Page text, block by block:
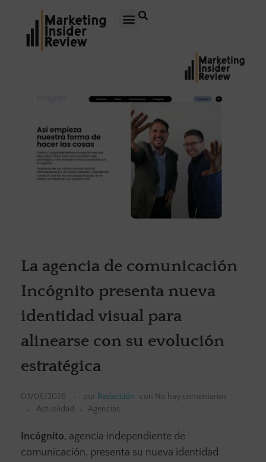
La agencia de comunicación
Incógnito presenta nueva
identidad visual para
alinearse con su evolución
estratégica
03/06/2026 por Redacción con No hay comentarios
Actualidad
Agencias
Incógnito, agencia independiente de
comunicación, presenta su nueva identidad